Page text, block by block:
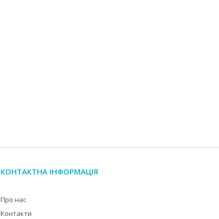
КОНТАКТНА ІНФОРМАЦІЯ
Про нас
Контакти